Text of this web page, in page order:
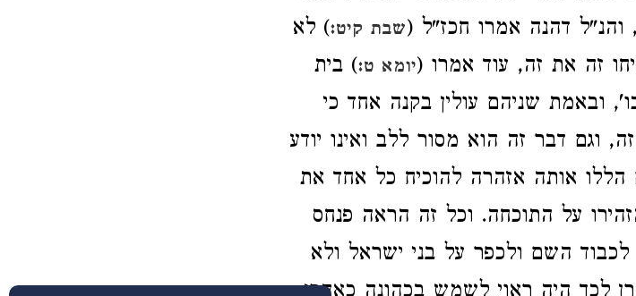
והנ"ל דהנה אמרו חכז"ל (שבת קיט:) לא
זה את זה, עוד אמרו (יומא ט:) בית
ובאמת שניהם עולין בקנה אחד כי
וגם דבר זה הוא מסור ללב ואינו יודע
הללו אותה אזהרה להוכיח כל אחד את
על התוכחה. וכל זה הראה פנחס
השם ולכפר על בני ישראל ולא